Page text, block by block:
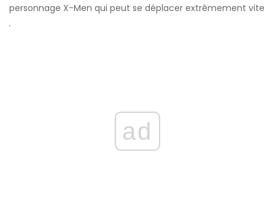
personnage X-Men qui peut se déplacer extrêmement vite
.
ad